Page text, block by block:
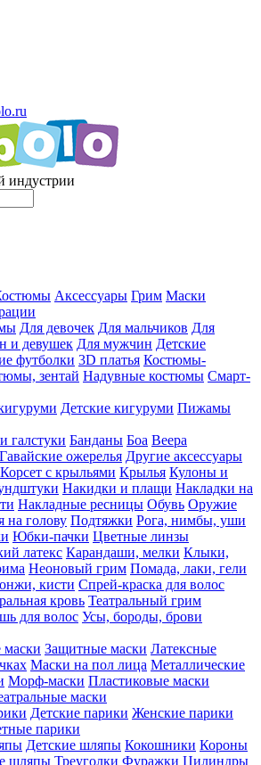
индустрии
Аксессуары Грим Маски
Для девочек Для мальчиков Для
и девушек Для мужчин Детские
футболки 3D платья Костюмы-
зентай Надувные костюмы Смарт-
Детские кигуруми Пижамы
галстуки Банданы Боа Веера
Гавайские ожерелья Другие аксессуары
Корсет с крыльями Крылья Кулоны и
Накидки и плащи Накладки на
Накладные ресницы Обувь Оружие
на голову Подтяжки Рога, нимбы, уши
Юбки-пачки Цветные линзы
латекс Карандаши, мелки Клыки,
Неоновый грим Помада, лаки, гели
кисти Спрей-краска для волос
кровь Театральный грим
для волос Усы, бороды, брови
маски Защитные маски Латексные
Маски на пол лица Металлические
Морф-маски Пластиковые маски
маски
Детские парики Женские парики
парики
Детские шляпы Кокошники Короны
шляпы Треуголки Фуражки Цилиндры